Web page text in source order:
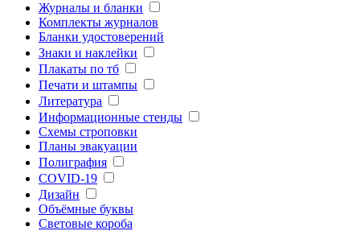
Журналы и бланки
Комплекты журналов
Бланки удостоверений
Знаки и наклейки
Плакаты по тб
Печати и штампы
Литература
Информационные стенды
Схемы строповки
Планы эвакуации
Полиграфия
COVID-19
Дизайн
Объёмные буквы
Световые короба